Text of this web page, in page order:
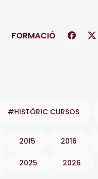
FORMACIÓ
#HISTÒRIC CURSOS
2015 2016
2025 2026